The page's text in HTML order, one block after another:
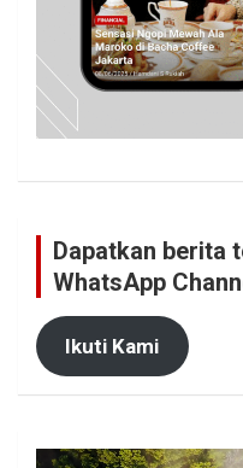
Dapatkan berita
WhatsApp
Ikuti Kami